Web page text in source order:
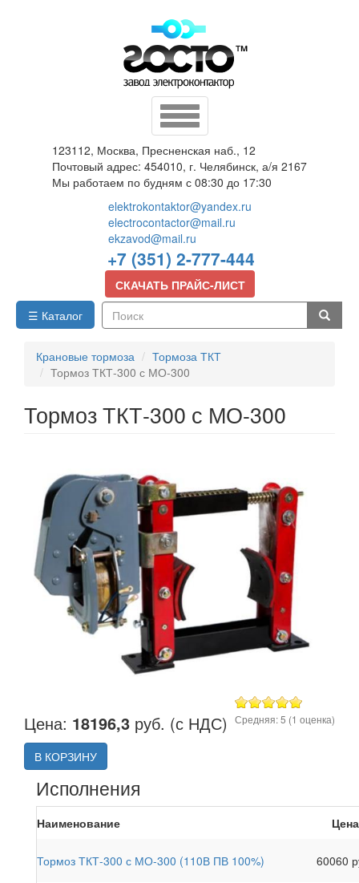
Toggle
navigation
123112, Москва, Пресненская наб., 12
Почтовый адрес: 454010, г. Челябинск, а/я 2167
Мы работаем по будням с 08:30 до 17:30
elektrokontaktor@yandex.ru
electrocontactor@mail.ru
ekzavod@mail.ru
+7 (351) 2-777-444
СКАЧАТЬ ПРАЙС-ЛИСТ
☰ Каталог
Крановые тормоза
Тормоза ТКТ
Тормоз ТКТ-300 с МО-300
Тормоз ТКТ-300 с МО-300
Цена: 18196,3 руб. (с НДС)
В КОРЗИНУ
Средняя:5 (1 оценка)
Исполнения
Наименование Цена
Тормоз ТКТ-300 с МО-300 (110В ПВ 100%) 60060